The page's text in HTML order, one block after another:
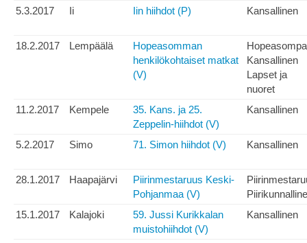
5.3.2017 Ii Iin hiihdot (P) Kansallinen
18.2.2017 Lempäälä
Hopeasomman
henkilökohtaiset matkat
(V)
Hopeasompa
Kansallinen
Lapset ja
nuoret
11.2.2017
Kempele
35. Kans. ja 25.
Zeppelin-hiihdot (V)
Kansallinen
5.2.2017 Simo 71. Simon hiihdot (V) Kansallinen
28.1.2017 Haapajärvi
Piirinmestaruus Keski-
Pohjanmaa (V)
15.1.2017
Kalajoki
59. Jussi Kurikkalan
muistohiihdot (V)
Kansallinen